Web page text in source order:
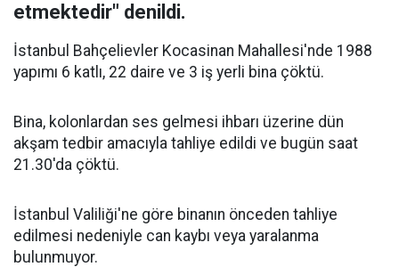
etmektedir" denildi.
İstanbul Bahçelievler Kocasinan Mahallesi'nde 1988
yapımı 6 katlı, 22 daire ve 3 iş yerli bina çöktü.
Bina, kolonlardan ses gelmesi ihbarı üzerine dün
akşam tedbir amacıyla tahliye edildi ve bugün saat
21.30'da çöktü.
İstanbul Valiliği'ne göre binanın önceden tahliye
edilmesi nedeniyle can kaybı veya yaralanma
bulunmuyor.